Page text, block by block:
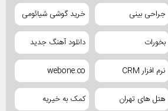
جراحی بینی خرید گوشی شیائومی
بخورات دانلود آهنگ جدید
نرم افزار CRM webone.co
هتل های تهران کمک به خیریه